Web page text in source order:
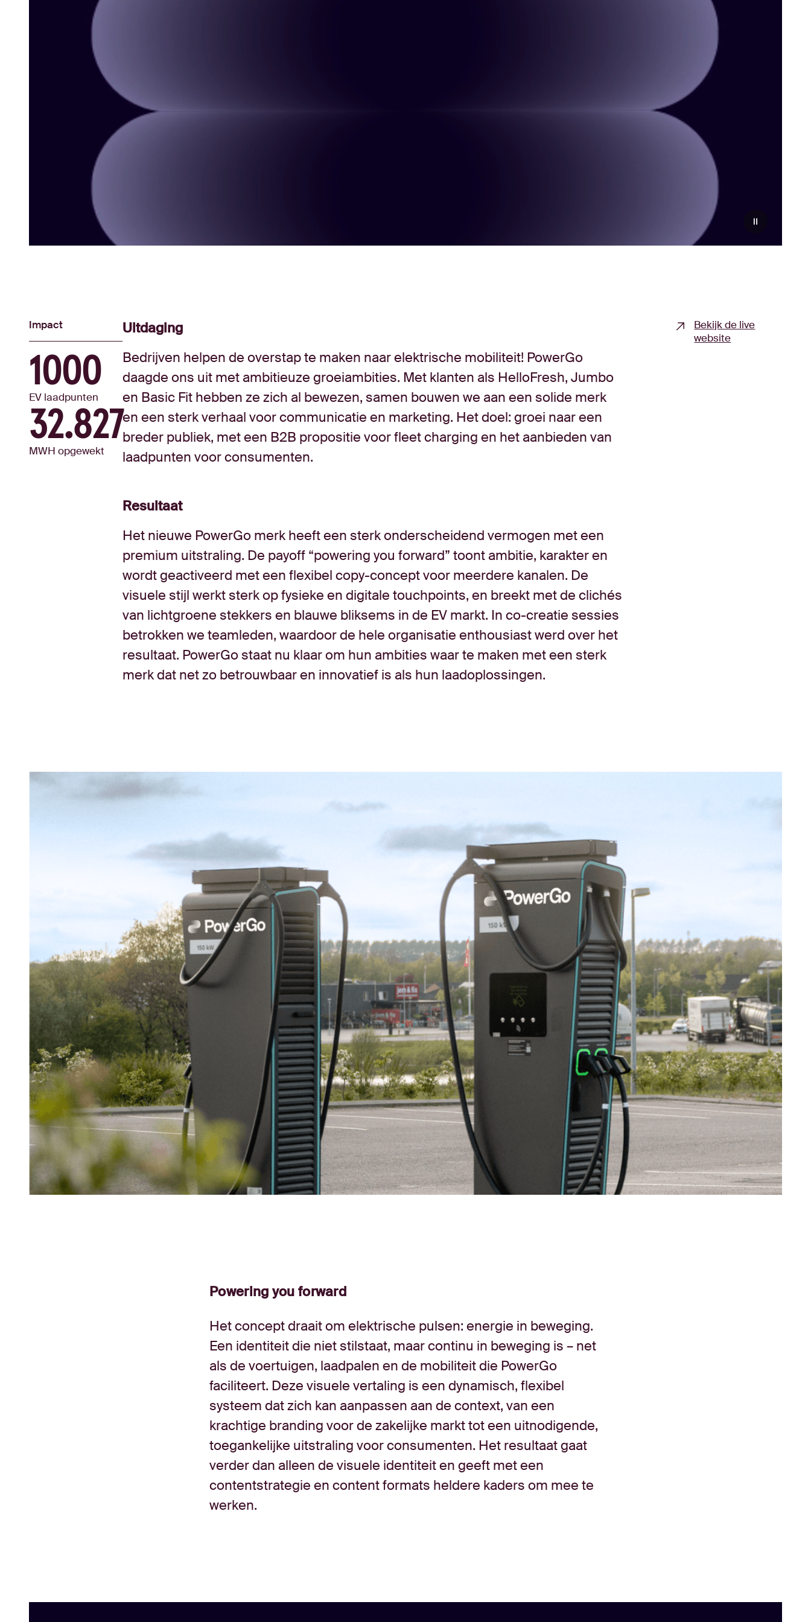
Uitdaging
Bedrijven helpen de overstap te maken naar elektrische mobiliteit! PowerGo
daagde ons uit met ambitieuze groeiambities. Met klanten als HelloFresh, Jumbo
en Basic Fit hebben ze zich al bewezen, samen bouwen we aan een solide merk
en een sterk verhaal voor communicatie en marketing. Het doel: groei naar een
breder publiek, met een B2B propositie voor fleet charging en het aanbieden van
laadpunten voor consumenten.
Resultaat
Het nieuwe PowerGo merk heeft een sterk onderscheidend vermogen met een
premium uitstraling. De payoff “powering you forward” toont ambitie, karakter en
wordt geactiveerd met een flexibel copy-concept voor meerdere kanalen. De
visuele stijl werkt sterk op fysieke en digitale touchpoints, en breekt met de clichés
van lichtgroene stekkers en blauwe bliksems in de EV markt. In co-creatie sessies
betrokken we teamleden, waardoor de hele organisatie enthousiast werd over het
resultaat. PowerGo staat nu klaar om hun ambities waar te maken met een sterk
merk dat net zo betrouwbaar en innovatief is als hun laadoplossingen.
Impact
1000
EV laadpunten
32.827
MWH opgewekt
Bekijk de live
website
Powering you forward
Het concept draait om elektrische pulsen: energie in beweging.
Een identiteit die niet stilstaat, maar continu in beweging is – net
als de voertuigen, laadpalen en de mobiliteit die PowerGo
faciliteert. Deze visuele vertaling is een dynamisch, flexibel
systeem dat zich kan aanpassen aan de context, van een
krachtige branding voor de zakelijke markt tot een uitnodigende,
toegankelijke uitstraling voor consumenten. Het resultaat gaat
verder dan alleen de visuele identiteit en geeft met een
contentstrategie en content formats heldere kaders om mee te
werken.